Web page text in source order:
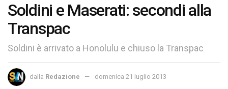
Soldini e Maserati: secondi alla
Transpac
Soldini è arrivato a Honolulu e chiuso la Transpac
dalla Redazione domenica 21 luglio 2013